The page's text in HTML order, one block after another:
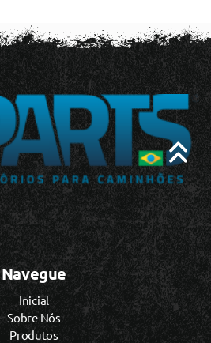
Navegue
Inicial
Sobre Nós
Produtos